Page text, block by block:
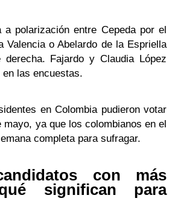
a polarización entre Cepeda por el
Valencia o Abelardo de la Espriella
Fajardo y Claudia López
las encuestas.
en Colombia pudieron votar
mayo, ya que los colombianos en el
completa para sufragar.
con más
significan para